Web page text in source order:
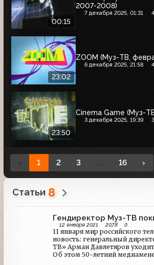
00:15
2007-2008)
7 декабря 2025, 01:31
23:02
ZOOM (Муз-ТВ,
6 декабря 2025, 21:58
23:50
Cinema Game (Муз-
3 декабря 2025, 19:39
‹ 1 2 3 ... 16 ›
Статьи 8
Гендиректор Муз-ТВ
12 января 2021 2078 0
11 января мир российского
новость: генеральный
ТВ» Арман Давлетяров уходит
Об этом 50-летний